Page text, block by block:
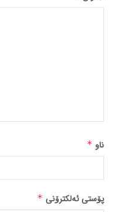
ناو *
پۆستی ئەلکترۆنی *